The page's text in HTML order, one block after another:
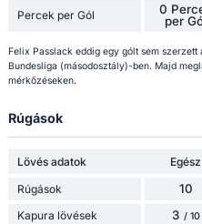
Percek per Gól
0
per
Felix Passlack eddig egy gólt sem
Bundesliga (másodosztály)-ben. Majd
mérkőzéseken.
Rúgások
Lövés adatok Egész
Rúgások
10
Kapura lövések 3 / 10